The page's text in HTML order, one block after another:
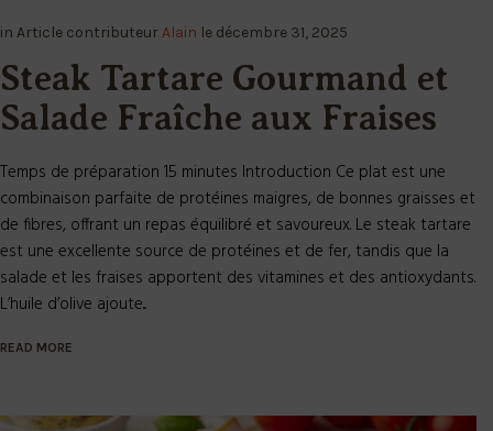
in Article contributeurAlain le décembre 31, 2025
Steak Tartare Gourmand et
Salade Fraîche aux Fraises
Temps de préparation 15 minutes Introduction Ce plat est une
combinaison parfaite de protéines maigres, de bonnes graisses et
de fibres, offrant un repas équilibré et savoureux. Le steak tartare
est une excellente source de protéines et de fer, tandis que la
salade et les fraises apportent des vitamines et des antioxydants.
L’huile d’olive ajoute...
READ MORE